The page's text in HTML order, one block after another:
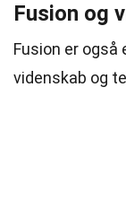
Fusion og
Fusion er
videnskab og